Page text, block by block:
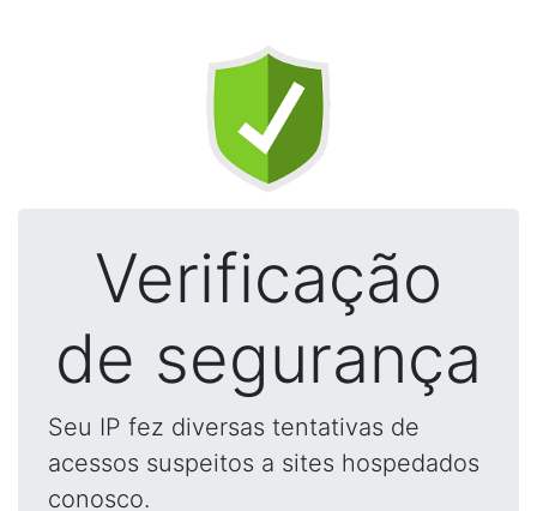
Verificação
de segurança
Seu IP fez diversas tentativas de
acessos suspeitos a sites hospedados
conosco.